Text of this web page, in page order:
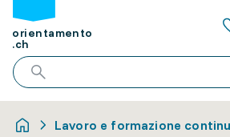
orientamento
.ch
Lavoro e formazione